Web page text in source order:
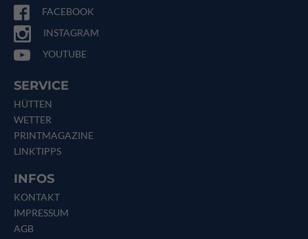
FACEBOOK
INSTAGRAM
YOUTUBE
SERVICE
HÜTTEN
WETTER
PRINTMAGAZINE
LINKTIPPS
INFOS
KONTAKT
IMPRESSUM
AGB